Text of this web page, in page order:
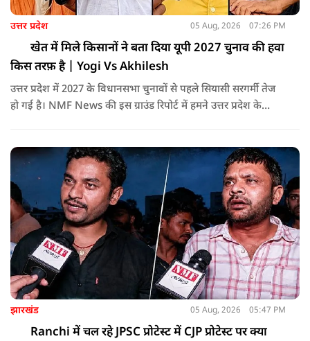
उत्तर प्रदेश 05 Aug, 2026 07:26 PM
खेत में मिले किसानों ने बता दिया यूपी 2027 चुनाव की हवा
किस तरफ़ है | Yogi Vs Akhilesh
उत्तर प्रदेश में 2027 के विधानसभा चुनावों से पहले सियासी सरगर्मी तेज
हो गई है। NMF News की इस ग्राउंड रिपोर्ट में हमने उत्तर प्रदेश के
सरकार के विकास कार्यों, कानून-व्यवस्था, सड़क नेटवर्क और सुरक्षा
व्यवस्था को कैसे देखते हैं।
झारखंड 05 Aug, 2026 05:47 PM
Ranchi में चल रहे JPSC प्रोटेस्ट में CJP प्रोटेस्ट पर क्या